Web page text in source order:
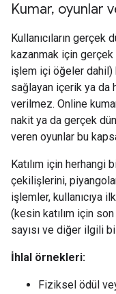
Kumar, oyunlar
Kullanıcıların
kazanmak için gerçek
işlem içi öğeler dahil)
sağlayan içerik ya
verilmez. Online
nakit ya da gerçek
veren oyunlar bu
Katılım için herhangi
çekilişlerini,
işlemler, kullanıcıya
(kesin katılım için
sayısı ve diğer ilgili
İhlal örnekleri:
Fiziksel ödül